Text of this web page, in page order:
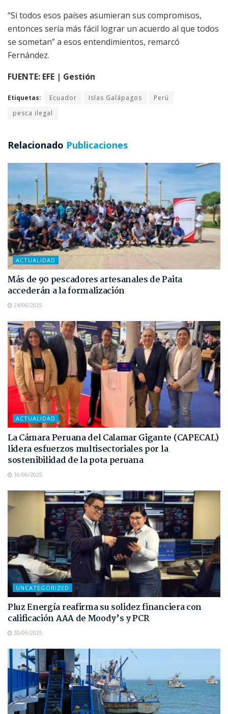
“Si todos esos países asumieran sus compromisos,
entonces sería más fácil lograr un acuerdo al que todos
se sometan” a esos entendimientos, remarcó
Fernández.
FUENTE: EFE | Gestión
Etiquetas: Ecuador Islas Galápagos
Perú
pesca ilegal
Relacionado Publicaciones
ACTUALIDAD
Más de 90 pescadores artesanales de Paita
accederán a la formalización
24/06/2025
ACTUALIDAD
La Cámara Peruana del Calamar Gigante (CAPECAL)
lidera esfuerzos multisectoriales por la
sostenibilidad de la pota peruana
16/06/2025
UNCATEGORIZED
Pluz Energía reafirma su solidez financiera con
calificación AAA de Moody’s y PCR
30/05/2025